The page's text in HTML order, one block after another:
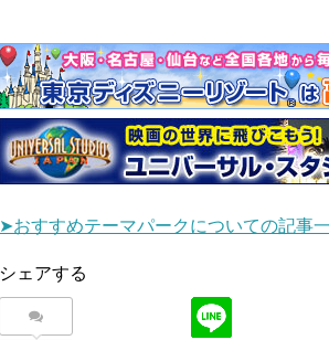
➤おすすめテーマパークについての記事
シェアする